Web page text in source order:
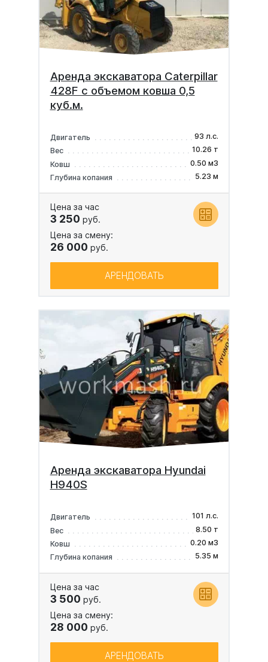
Аренда экскаватора Caterpillar
428F с объемом ковша 0,5
куб.м.
Двигатель
93 л.с.
Вес
10.26 т
Ковш
0.50 м3
Глубина копания
5.23 м
Цена за час
3 250 руб.
Цена за смену:
26 000 руб.
АРЕНДОВАТЬ
Аренда экскаватора Hyundai
H940S
Двигатель
101 л.с.
Вес
8.50 т
Ковш
0.20 м3
Глубина копания
5.35 м
Цена за час
3 500 руб.
Цена за смену:
28 000 руб.
АРЕНДОВАТЬ